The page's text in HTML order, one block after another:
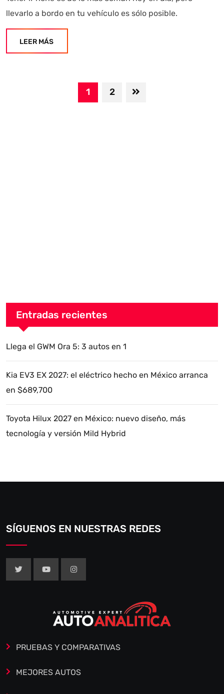
llevarlo a bordo en tu vehículo es sólo posible.
LEER MÁS
1 2
Entradas recientes
Llega el GWM Ora 5: 3 autos en 1
Kia EV3 EX 2027: el eléctrico hecho en México arranca
en $689,700
Toyota Hilux 2027 en México: nuevo diseño, más
tecnología y versión Mild Hybrid
SÍGUENOS EN NUESTRAS REDES
PRUEBAS Y COMPARATIVAS
MEJORES AUTOS